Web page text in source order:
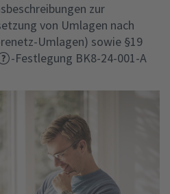
zur
von Umlagen nach
Umlagen) sowie §19
-Festlegung BK8-24-001-A